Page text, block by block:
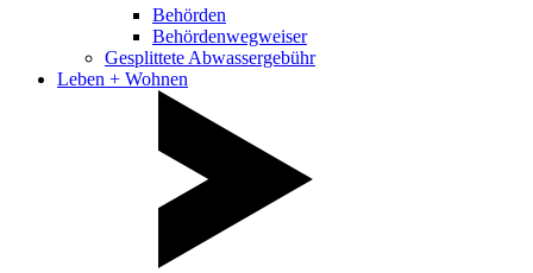
Behörden
Behördenwegweiser
Gesplittete Abwassergebühr
Leben + Wohnen